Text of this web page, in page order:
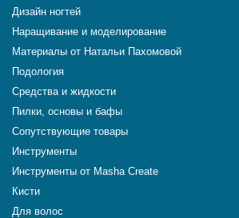
Дизайн ногтей
Наращивание и моделирование
Материалы от Натальи Пахомовой
Подология
Средства и жидкости
Пилки, основы и бафы
Сопутствующие товары
Инструменты
Инструменты от Masha Create
Кисти
Для волос